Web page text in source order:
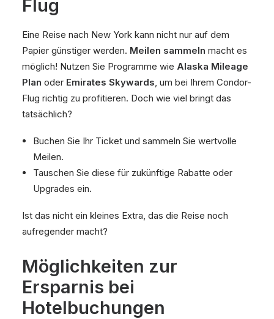
Flug
Eine Reise nach New York kann nicht nur auf dem
Papier günstiger werden. Meilen sammeln macht es
möglich! Nutzen Sie Programme wie Alaska Mileage
Plan oder Emirates Skywards, um bei Ihrem Condor-
Flug richtig zu profitieren. Doch wie viel bringt das
tatsächlich?
Buchen Sie Ihr Ticket und sammeln Sie wertvolle
Meilen.
Tauschen Sie diese für zukünftige Rabatte oder
Upgrades ein.
Ist das nicht ein kleines Extra, das die Reise noch
aufregender macht?
Möglichkeiten zur
Ersparnis bei
Hotelbuchungen